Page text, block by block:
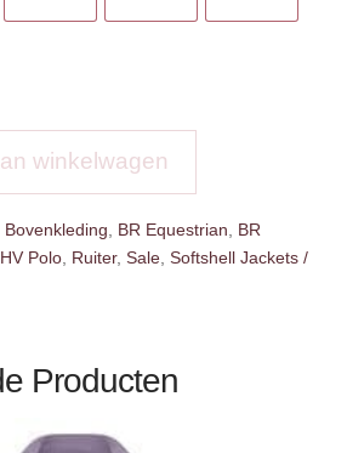
winkelwagen
Bovenkleding BR Equestrian
BR
HV Polo, Ruiter, Sale, Softshell Jackets /
Producten